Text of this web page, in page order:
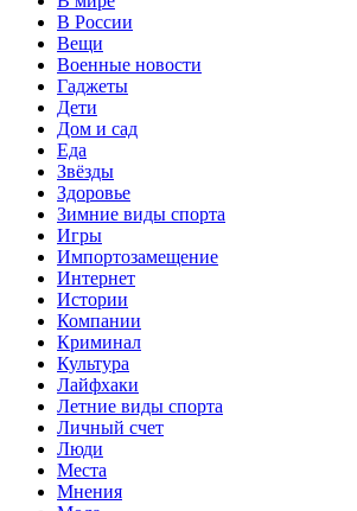
В России
Вещи
Военные новости
Гаджеты
Дети
Дом и сад
Еда
Звёзды
Здоровье
Зимние виды спорта
Игры
Импортозамещение
Интернет
Истории
Компании
Криминал
Культура
Лайфхаки
Летние виды спорта
Личный счет
Люди
Места
Мнения